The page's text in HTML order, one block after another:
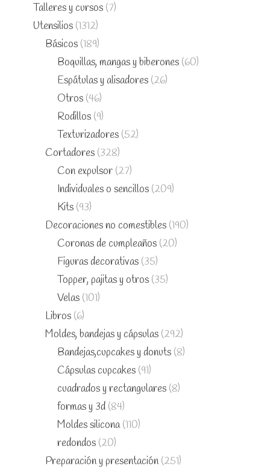
Talleres y cursos (7)
Utensilios (1312)
Básicos (189)
Boquillas, mangas y biberones (60)
Espátulas y alisadores (26)
Otros (46)
Rodillos (9)
Texturizadores (52)
Cortadores (328)
Con expulsor (27)
Individuales o sencillos (209)
Kits (93)
Decoraciones no comestibles (190)
Coronas de cumpleaños (20)
Figuras decorativas (35)
Topper, pajitas y otros (35)
Velas (101)
Libros (6)
Moldes, bandejas y cápsulas (292)
Bandejas,cupcakes y donuts (8)
Cápsulas cupcakes (91)
cuadrados y rectangulares (8)
formas y 3d (84)
Moldes silicona (110)
redondos (20)
Preparación y presentación (251)